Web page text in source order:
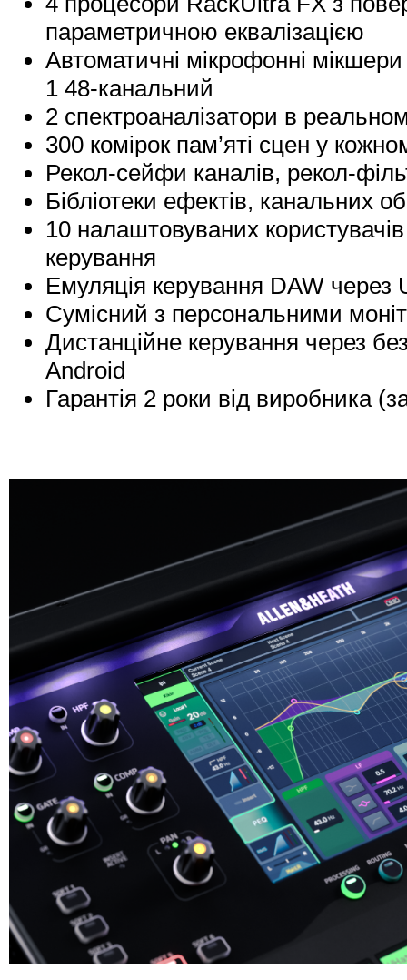
параметричною еквалізацією
Автоматичні мікрофонні
1 48-канальний
2 спектроаналізатори в
300 комірок пам’яті сцен у
Рекол-сейфи каналів, рекол-
Бібліотеки ефектів, канальних
10 налаштовуваних
керування
Емуляція керування DAW через
Сумісний з персональними
Дистанційне керування через
Android
Гарантія 2 роки від виробника